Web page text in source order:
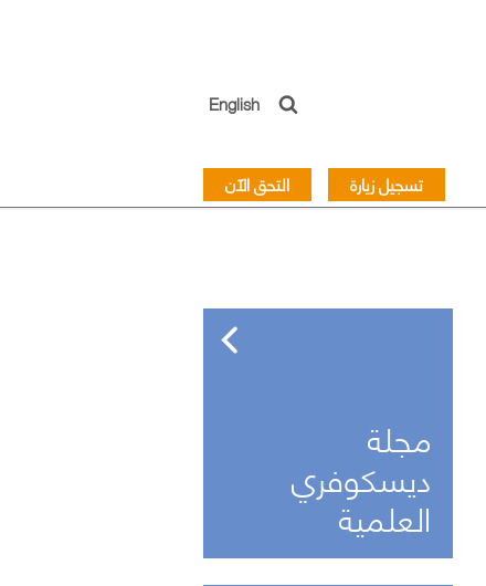
التحق الآن تسجيل زيارة
English
مجلة
ديسكوفري
العلمية